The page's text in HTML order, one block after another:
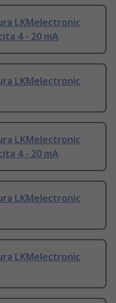
LKMelectronic
4 - 20 mA
LKMelectronic
LKMelectronic
4 - 20 mA
LKMelectronic
LKMelectronic